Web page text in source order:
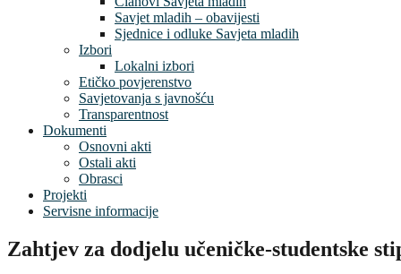
Savjet mladih – obavijesti
Sjednice i odluke Savjeta mladih
Izbori
Lokalni izbori
Etičko povjerenstvo
Savjetovanja s javnošću
Transparentnost
Dokumenti
Osnovni akti
Ostali akti
Obrasci
Projekti
Servisne informacije
Zahtjev za dodjelu učeničke-studentske